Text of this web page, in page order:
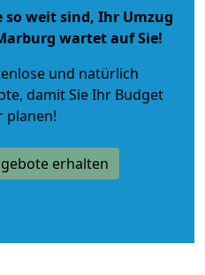
so weit sind, Ihr Umzug
wartet auf Sie!
und natürlich
, damit Sie Ihr Budget
planen!
erhalten